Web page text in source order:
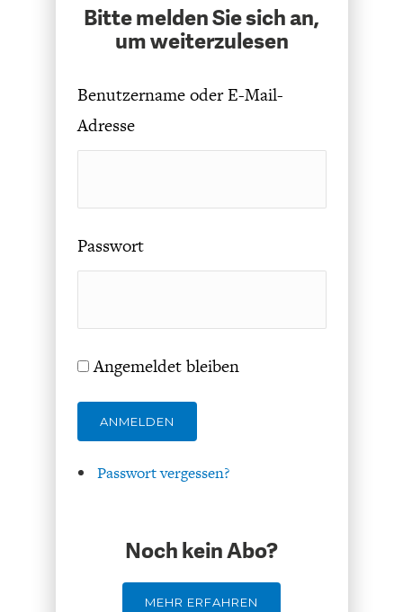
UNGLEICHHEIT UND
MACHT
EUROPA
Bitte melden Sie sich an,
um weiterzulesen
Benutzername oder E-Mail-
Adresse
Passwort
Angemeldet bleiben
ANMELDEN
Passwort vergessen?
Noch kein Abo?
MEHR ERFAHREN